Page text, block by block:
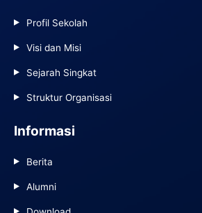
Profil Sekolah
Visi dan Misi
Sejarah Singkat
Struktur Organisasi
Informasi
Berita
Alumni